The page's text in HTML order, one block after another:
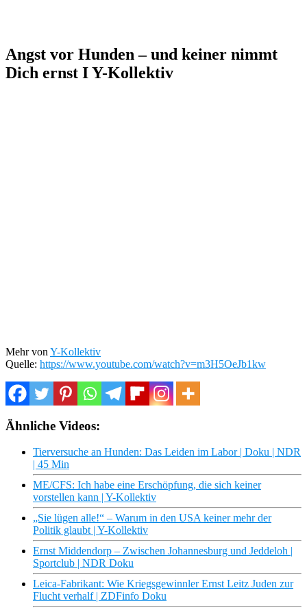
Angst vor Hunden – und keiner nimmt
Dich ernst I Y-Kollektiv
Mehr von Y-Kollektiv
Quelle: https://www.youtube.com/watch?v=m3H5OeJb1kw
Ähnliche Videos:
Tierversuche an Hunden: Das Leiden im Labor | Doku | NDR
| 45 Min
ME/CFS: Ich habe eine Erschöpfung, die sich keiner
vorstellen kann | Y-Kollektiv
„Sie lügen alle!“ – Warum in den USA keiner mehr der
Politik glaubt | Y-Kollektiv
Ernst Middendorp – Zwischen Johannesburg und Jeddeloh |
Sportclub | NDR Doku
Leica-Fabrikant: Wie Kriegsgewinnler Ernst Leitz Juden zur
Flucht verhalf | ZDFinfo Doku